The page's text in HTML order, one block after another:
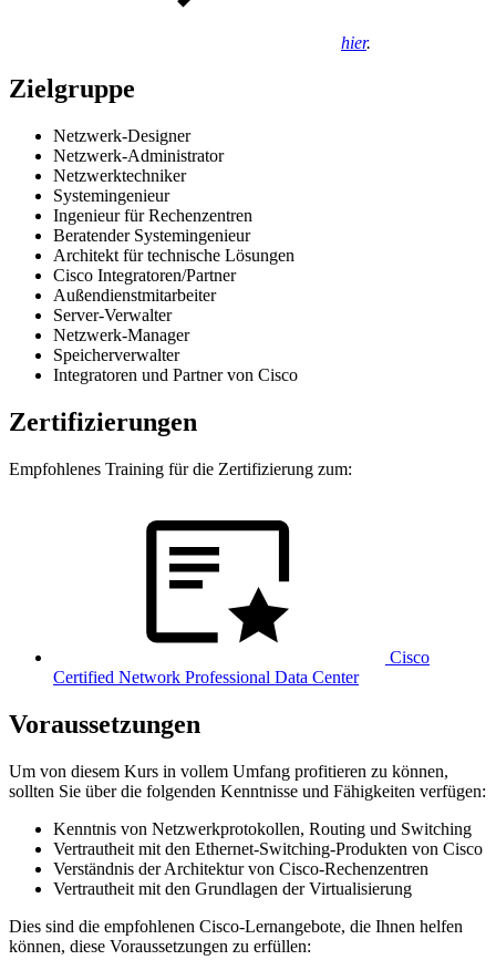
hier.
Zielgruppe
Netzwerk-Designer
Netzwerk-Administrator
Netzwerktechniker
Systemingenieur
Ingenieur für Rechenzentren
Beratender Systemingenieur
Architekt für technische Lösungen
Cisco Integratoren/Partner
Außendienstmitarbeiter
Server-Verwalter
Netzwerk-Manager
Speicherverwalter
Integratoren und Partner von Cisco
Zertifizierungen
Empfohlenes Training für die Zertifizierung zum:
Cisco
Certified Network Professional Data Center
Voraussetzungen
Um von diesem Kurs in vollem Umfang profitieren zu können,
sollten Sie über die folgenden Kenntnisse und Fähigkeiten verfügen:
Kenntnis von Netzwerkprotokollen, Routing und Switching
Vertrautheit mit den Ethernet-Switching-Produkten von Cisco
Verständnis der Architektur von Cisco-Rechenzentren
Vertrautheit mit den Grundlagen der Virtualisierung
Dies sind die empfohlenen Cisco-Lernangebote, die Ihnen helfen
können, diese Voraussetzungen zu erfüllen: